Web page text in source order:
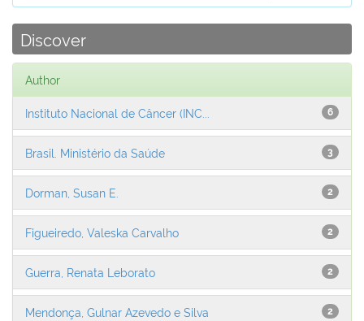
Discover
Author
6
Instituto Nacional de Câncer (INC...
3
Brasil. Ministério da Saúde
2
Dorman, Susan E.
2
Figueiredo, Valeska Carvalho
2
Guerra, Renata Leborato
2
Mendonça, Gulnar Azevedo e Silva